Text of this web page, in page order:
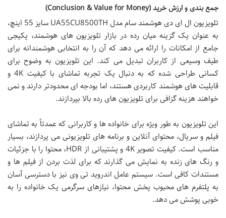
جمع بندی و ارزش خرید (Conclusion & Value for Money)
تلویزیون ال ای دی هوشمند سام مدل UA55CU8500TH سایز 55 اینچ،
به عنوان یک گزینه میان رده در بازار تلویزیون های هوشمند، پکیجی
جامع از امکانات را ارائه می دهد که آن را به انتخابی هوشمندانه برای
طیف وسیعی از کاربران تبدیل می کند. این تلویزیون به وضوح برای
کسانی طراحی شده که به دنبال یک تجربه تماشای با کیفیت 4K و
قابلیت های هوشمند کاربردی هستند، اما بودجه ای محدودتر دارند و نمی
خواهند هزینه گزافی برای تلویزیون های رده بالا بپردازند.
این تلویزیون به طور ویژه برای خانواده ها و کاربرانی که عمدتاً به تماشای
فیلم و سریال، محتوای آنلاین و برنامه های تلویزیونی می پردازند، بسیار
مناسب است. کیفیت تصویر 4K و پشتیبانی از HDR، محتوا را با جزئیات
و رنگ های زنده به نمایش می گذارند که برای لذت بردن از فیلم ها و
مستندات کافی است. سیستم عامل اندروید تی وی نیز با دسترسی آسان
به پلتفرم های محبوب پخش محتوا، نیازهای سرگرمی یک خانواده را به
خوبی پوشش می دهد.